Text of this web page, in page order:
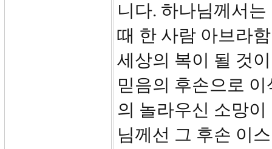
니다. 하나님께서
때 한 사람 아브라
세상의 복이 될 것
믿음의 후손으로
의 놀라우신 소망
님께선 그 후손 이